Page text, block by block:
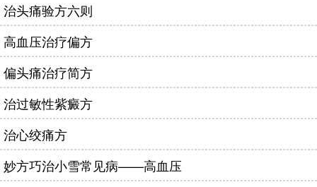
治头痛验方六则
高血压治疗偏方
偏头痛治疗简方
治过敏性紫癜方
治心绞痛方
妙方巧治小雪常见病——高血压